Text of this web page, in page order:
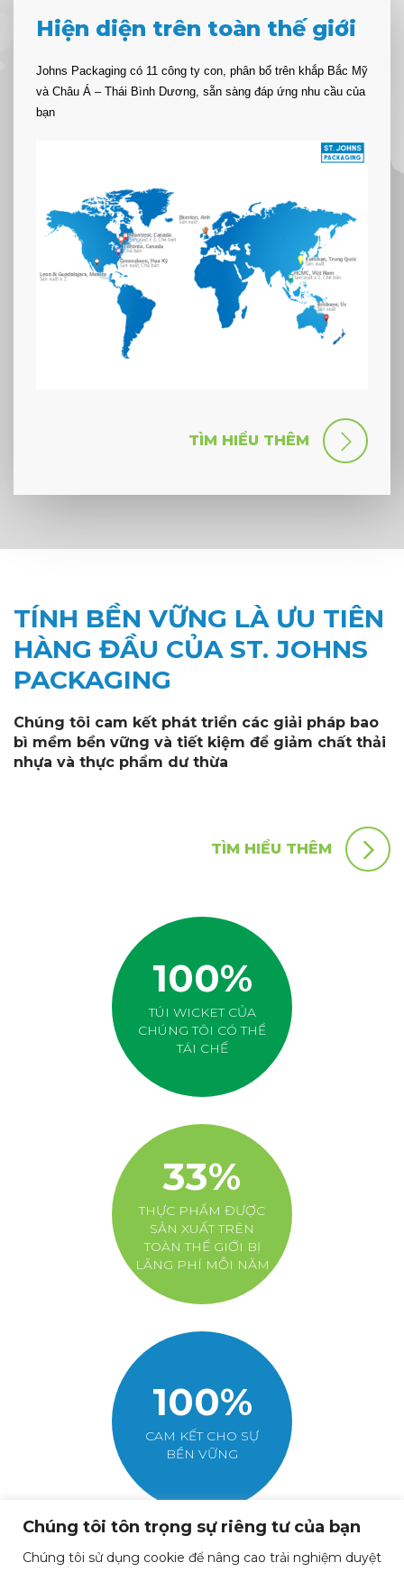
Chúng tôi tôn trọng sự riêng tư của bạn
Chúng tôi sử dụng cookie để nâng cao trải nghiệm duyệt
Hiện diện trên toàn thế giới
Johns Packaging có 11 công ty con, phân bổ trên khắp Bắc Mỹ
và Châu Á – Thái Bình Dương, sẵn sàng đáp ứng nhu cầu của
bạn
TÌM HIỂU THÊM
TÍNH BỀN VỮNG LÀ ƯU TIÊN
HÀNG ĐẦU CỦA ST. JOHNS
PACKAGING
Chúng tôi cam kết phát triển các giải pháp bao
bì mềm bền vững và tiết kiệm để giảm chất thải
nhựa và thực phẩm dư thừa
TÌM HIỂU THÊM
100%
TÚI WICKET CỦA
CHÚNG TÔI CÓ THỂ
TÁI CHẾ
33%
THỰC PHẨM ĐƯỢC
SẢN XUẤT TRÊN
TOÀN THẾ GIỚI BỊ
LÃNG PHÍ MỖI NĂM
100%
CAM KẾT CHO SỰ
BỀN VỮNG